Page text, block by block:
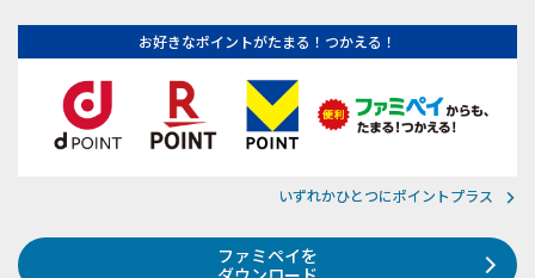
お好きなポイントがたまる！つかえる！
いずれかひとつにポイントプラス
ファミペイを